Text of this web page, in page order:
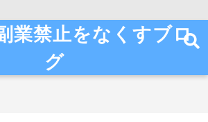
業禁止をなくすブロ
グ